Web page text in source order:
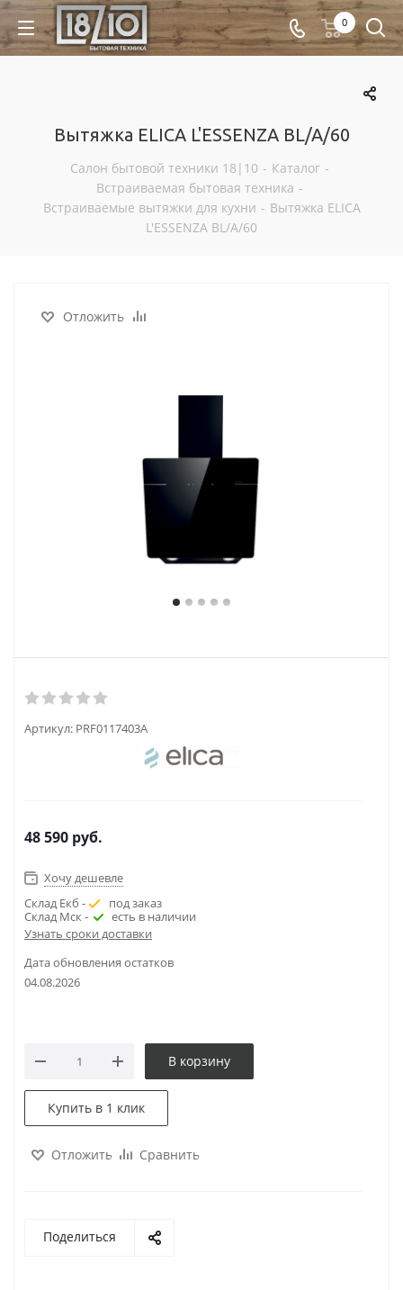
0
Вытяжка ELICA L'ESSENZA BL/A/60
Салон бытовой техники 18|10 - Каталог -
Встраиваемая бытовая техника -
Встраиваемые вытяжки для кухни - Вытяжка ELICA
L'ESSENZA BL/A/60
Отложить
Артикул: PRF0117403A
48 590 руб.
Хочу дешевле
Склад Екб -
под заказ
Склад Мск -
есть в наличии
Узнать сроки доставки
Дата обновления остатков
04.08.2026
В корзину
Купить в 1 клик
Отложить Сравнить
Поделиться